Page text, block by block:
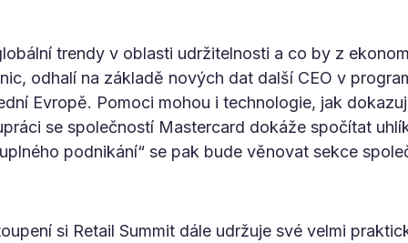
trendy v oblasti udržitelnosti a co by z
odhalí na základě nových dat další CEO v
Evropě. Pomoci mohou i technologie, jak
se společností Mastercard dokáže spočítat
podnikání“ se pak bude věnovat sekce
si Retail Summit dále udržuje své velmi